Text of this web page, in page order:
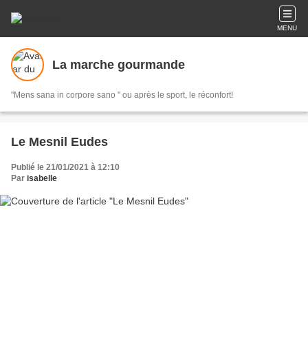
MENU
La marche gourmande
"Mens sana in corpore sano " ou après le sport, le réconfort!
Le Mesnil Eudes
Publié le 21/01/2021 à 12:10
Par isabelle